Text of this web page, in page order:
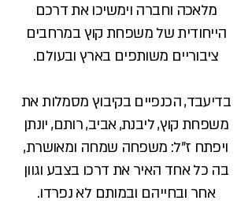
מלאכה וחברה וימשיכו את דרכם
הייחודית של משפחת קוץ במרחבים
ציבוריים משותפים בארץ ובעולם.
בדיעבד, הכנפיים בקיבוץ מסמלות את
משפחת קוץ, ליבנת, אביב, רותם, יונתן
ויפתח ז"ל: משפחה שמחה ומאושרת,
בה כל אחד האיר את דרכו בצבע וגוון
אחר ובחייהם ובמותם לא נפרדו.